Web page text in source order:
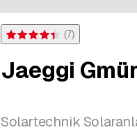
Bewertung 4,4 von 5 Sternen bei
(7)
Jaeggi
Solartechnik